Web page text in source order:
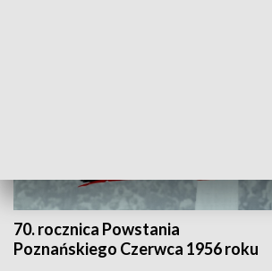
70. rocznica Powstania
Poznańskiego Czerwca 1956 roku